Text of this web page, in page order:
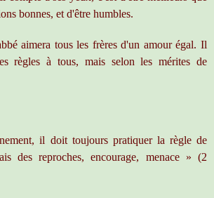
bonnes, et d'être humbles.
aimera tous les frères d'un amour égal. Il
règles à tous, mais selon les mérites de
il doit toujours pratiquer la règle de
des reproches, encourage, menace » (2